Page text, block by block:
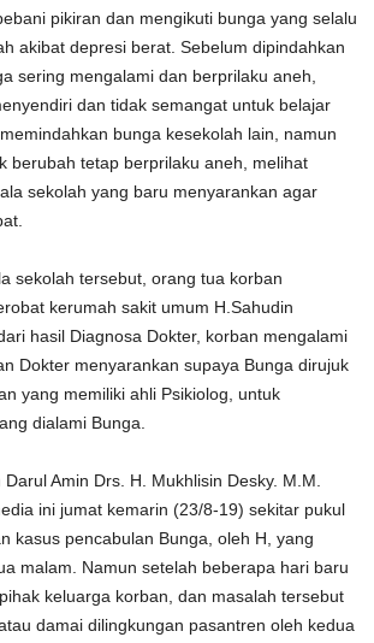
pikiran dan mengikuti bunga yang selalu
akibat depresi berat. Sebelum dipindahkan
sering mengalami dan berprilaku aneh,
dan tidak semangat untuk belajar
bunga kesekolah lain, namun
berubah tetap berprilaku aneh, melihat
sekolah yang baru menyarankan agar
sekolah tersebut, orang tua korban
kerumah sakit umum H.Sahudin
hasil Diagnosa Dokter, korban mengalami
Dokter menyarankan supaya Bunga dirujuk
yang memiliki ahli Psikiolog, untuk
dialami Bunga.
Amin Drs. H. Mukhlisin Desky. M.M.
ini jumat kemarin (23/8-19) sekitar pukul
kasus pencabulan Bunga, oleh H, yang
malam. Namun setelah beberapa hari baru
keluarga korban, dan masalah tersebut
damai dilingkungan pasantren oleh kedua